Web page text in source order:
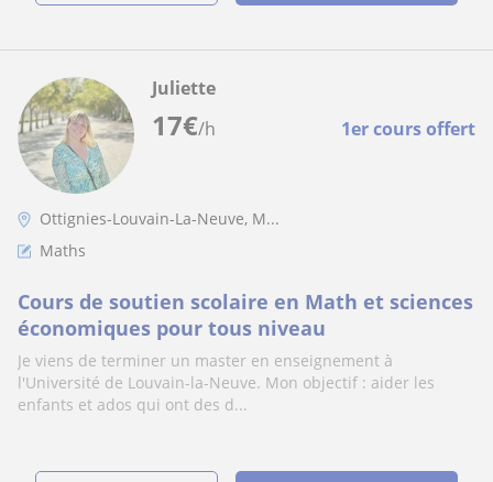
17€/h 1er cours offert
Juliette
Ottignies-Louvain-La-Neuve, M...
Maths
Cours de soutien scolaire en Math et sciences
économiques pour tous niveau
Je viens de terminer un master en enseignement à
l'Université de Louvain-la-Neuve. Mon objectif : aider les
enfants et ados qui ont des d...